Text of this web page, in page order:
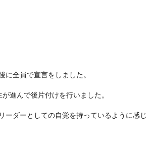
に全員で宣言をしました。
進んで後片付けを行いました。
ーダーとしての自覚を持っているように感じ